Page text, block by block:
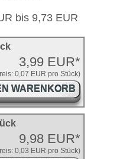
bis 9,73 EUR
3,99 EUR*
0,07 EUR pro Stück)
WARENKORB
9,98 EUR*
0,03 EUR pro Stück)